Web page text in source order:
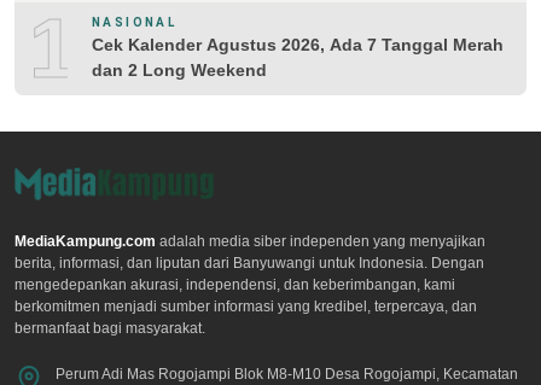
10NASIONAL
Cek Kalender Agustus 2026, Ada 7 Tanggal Merah
dan 2 Long Weekend
MediaKampung.com adalah media siber independen yang menyajikan
berita, informasi, dan liputan dari Banyuwangi untuk Indonesia. Dengan
mengedepankan akurasi, independensi, dan keberimbangan, kami
berkomitmen menjadi sumber informasi yang kredibel, terpercaya, dan
bermanfaat bagi masyarakat.
Perum Adi Mas Rogojampi Blok M8-M10 Desa Rogojampi, Kecamatan